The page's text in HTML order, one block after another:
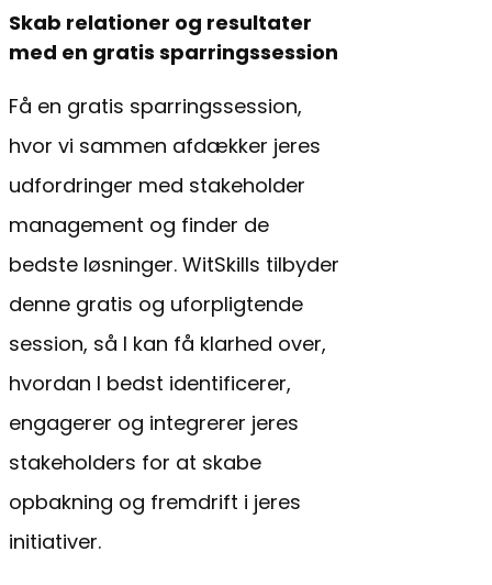
Skab relationer og resultater
med en gratis sparringssession
Få en gratis sparringssession,
hvor vi sammen afdækker jeres
udfordringer med stakeholder
management og finder de
bedste løsninger. WitSkills tilbyder
denne gratis og uforpligtende
session, så I kan få klarhed over,
hvordan I bedst identificerer,
engagerer og integrerer jeres
stakeholders for at skabe
opbakning og fremdrift i jeres
initiativer.